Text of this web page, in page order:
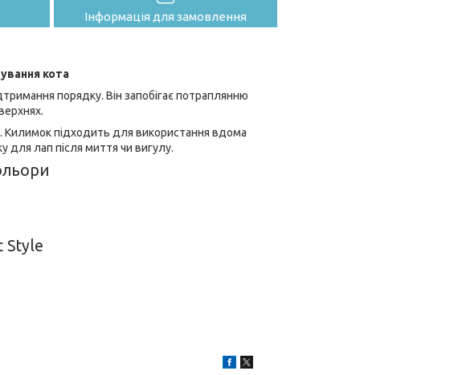
Інформація для замовлення
кота
порядку. Він запобігає потраплянню
Килимок підходить для використання вдома
для лап після миття чи вигулу.
Style